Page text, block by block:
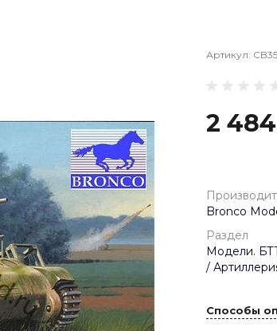
Артикул:
2
Bronco
Раздел
Модели.
/
Способы